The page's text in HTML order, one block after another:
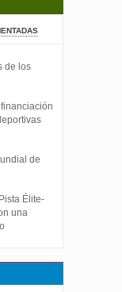
de los
de
Élite-
una